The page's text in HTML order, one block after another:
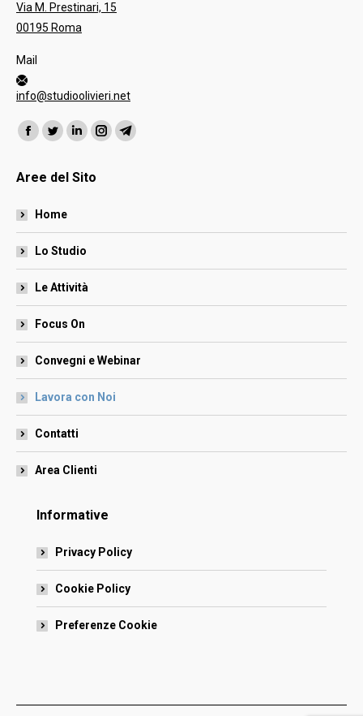
Via M. Prestinari, 15
00195 Roma
Mail
info@studioolivieri.net
Ci puoi trovare su:
Facebook
opens
new
window
Twitter
opens
window
Linkedin
opens
window
InstagramTelegram
Aree del Sito
Home
Lo Studio
Le Attività
Focus On
Convegni e Webinar
Lavora con Noi
Contatti
Area Clienti
Informative
Privacy Policy
Cookie Policy
Preferenze Cookie